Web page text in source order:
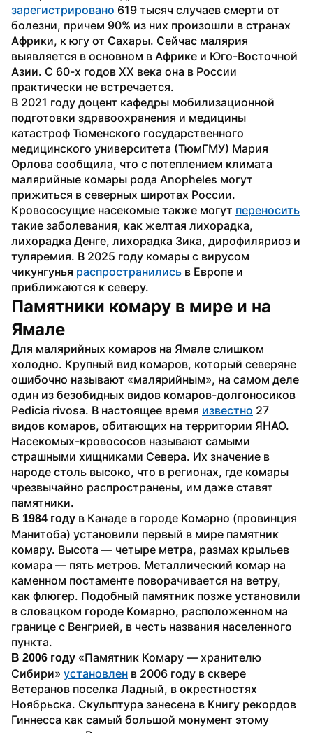
зарегистрировано 619 тысяч случаев смерти от
болезни, причем 90% из них произошли в странах
Африки, к югу от Сахары. Сейчас малярия
выявляется в основном в Африке и Юго-Восточной
Азии. С 60-х годов XX века она в России
практически не встречается.
В 2021 году доцент кафедры мобилизационной
подготовки здравоохранения и медицины
катастроф Тюменского государственного
медицинского университета (ТюмГМУ) Мария
Орлова сообщила, что с потеплением климата
малярийные комары рода Anopheles могут
прижиться в северных широтах России.
Кровососущие насекомые также могут переносить
такие заболевания, как желтая лихорадка,
лихорадка Денге, лихорадка Зика, дирофиляриоз и
туляремия. В 2025 году комары с вирусом
чикунгунья распространились в Европе и
приближаются к северу.
Памятники комару в мире и на
Ямале
Для малярийных комаров на Ямале слишком
холодно. Крупный вид комаров, который северяне
ошибочно называют «малярийным», на самом деле
один из безобидных видов комаров-долгоносиков
Pedicia rivosa. В настоящее время известно 27
видов комаров, обитающих на территории ЯНАО.
Насекомых-кровососов называют самыми
страшными хищниками Севера. Их значение в
народе столь высоко, что в регионах, где комары
чрезвычайно распространены, им даже ставят
памятники.
В 1984 году в Канаде в городе Комарно (провинция
Манитоба) установили первый в мире памятник
комару. Высота — четыре метра, размах крыльев
комара — пять метров. Металлический комар на
каменном постаменте поворачивается на ветру,
как флюгер. Подобный памятник позже установили
в словацком городе Комарно, расположенном на
границе с Венгрией, в честь названия населенного
пункта.
В 2006 году «Памятник Комару — хранителю
Сибири» установлен в 2006 году в сквере
Ветеранов поселка Ладный, в окрестностях
Ноябрьска. Скульптура занесена в Книгу рекордов
Гиннесса как самый большой монумент этому